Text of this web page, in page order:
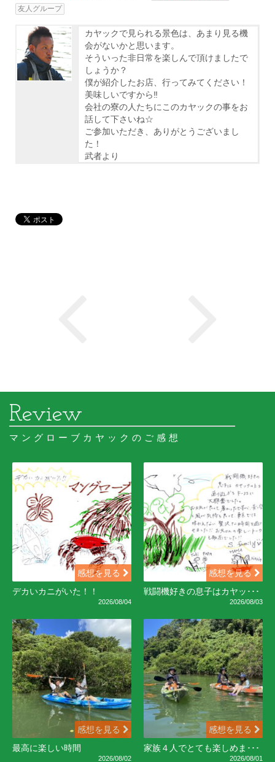
友人グループ
カヤックで見られる景色は、あまり見る機
会がないかと思います。
そういった非日常を楽しんで頂けましたで
しょうか？
僕が紹介したお店、行ってみてください！
美味しいですから‼
会社の寮の人たちにこのカヤックの事をお
話して下さいね☆
ご参加いただき、ありがとうございまし
た！
武者より
マングローブカヤックのご感想
感想を見る
デカいカニがいた！！
2026/08/04
感想を見る
戦闘機好きの息子はカヤッ･･･
2026/08/03
感想を見る
最高に楽しい時間
2026/08/02
感想を見る
家族４人でとても楽しめま･･･
2026/08/01